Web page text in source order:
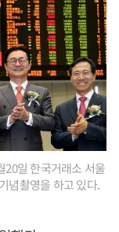
20일 한국거래소 서울
념촬영을 하고 있다.